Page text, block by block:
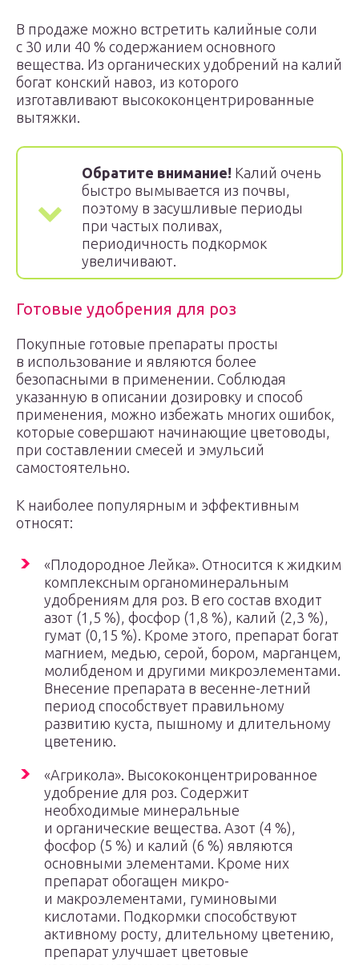
В продаже можно встретить калийные соли
с 30 или 40 % содержанием основного
вещества. Из органических удобрений на калий
богат конский навоз, из которого
изготавливают высококонцентрированные
вытяжки.
Обратите внимание! Калий очень
быстро вымывается из почвы,
поэтому в засушливые периоды
при частых поливах,
периодичность подкормок
увеличивают.
Готовые удобрения для роз
Покупные готовые препараты просты
в использование и являются более
безопасными в применении. Соблюдая
указанную в описании дозировку и способ
применения, можно избежать многих ошибок,
которые совершают начинающие цветоводы,
при составлении смесей и эмульсий
самостоятельно.
К наиболее популярным и эффективным
относят:
«Плодородное Лейка». Относится к жидким
комплексным органоминеральным
удобрениям для роз. В его состав входит
азот (1,5 %), фосфор (1,8 %), калий (2,3 %),
гумат (0,15 %). Кроме этого, препарат богат
магнием, медью, серой, бором, марганцем,
молибденом и другими микроэлементами.
Внесение препарата в весенне-летний
период способствует правильному
развитию куста, пышному и длительному
цветению.
«Агрикола». Высококонцентрированное
удобрение для роз. Содержит
необходимые минеральные
и органические вещества. Азот (4 %),
фосфор (5 %) и калий (6 %) являются
основными элементами. Кроме них
препарат обогащен микро-
и макроэлементами, гуминовыми
кислотами. Подкормки способствуют
активному росту, длительному цветению,
препарат улучшает цветовые